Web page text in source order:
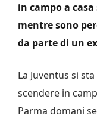
in campo a
mentre sono
da parte di un
La Juventus si
scendere in
Parma domani